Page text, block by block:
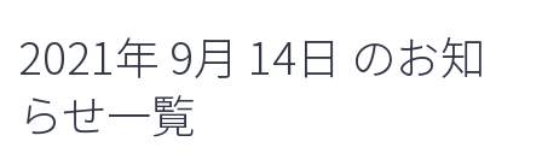
2021年 9月 14日 のお知
らせ一覧